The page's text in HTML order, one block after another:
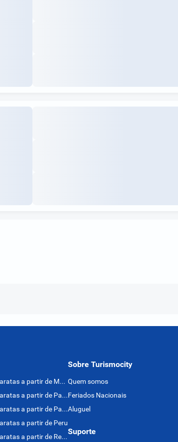
Passagens Aéreas baratas a partir de México
Passagens Aéreas baratas a partir de Panamá
Passagens Aéreas baratas a partir de Paraguai
a partir de Peru
Passagens Aéreas baratas a partir de Rep. Dominicana
Sobre Turismocity
Quem somos
Feriados Nacionais
Aluguel
Suporte